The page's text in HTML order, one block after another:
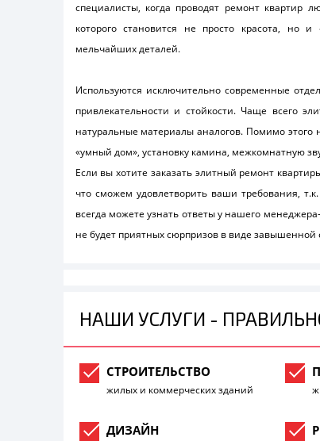
специалисты, когда проводят ремонт квартир
которого становится не просто красота, но
мельчайших деталей.
Используются исключительно современные
привлекательности и стойкости. Чаще всего
натуральные материалы аналогов. Помимо
«умный дом», установку камина, межкомнатную
Если вы хотите заказать элитный ремонт
что сможем удовлетворить ваши требования,
всегда можете узнать ответы у нашего
не будет приятных сюрпризов в виде завышенной
НАШИ УСЛУГИ -
СТРОИТЕЛЬСТВО
жилых и коммерческих зданий
ДИЗАЙН